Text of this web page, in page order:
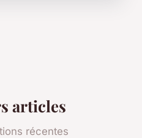
articles
récentes